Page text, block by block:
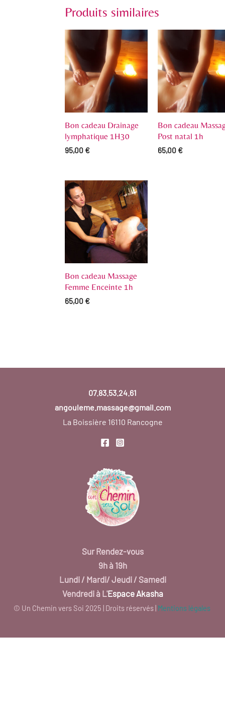
Produits similaires
Bon cadeau Drainage
lymphatique 1H30
95,00 €
Bon cadeau
Post natal 1h
65,00 €
Bon cadeau Massage
Femme Enceinte 1h
65,00 €
07.83.53.24.61
angouleme.massage@gmail.com
La Boissière 16110 Rancogne
Sur Rendez-vous
9h à 19h
Lundi / Mardi/ Jeudi / Samedi
Vendredi à L'Espace Akasha
© Un Chemin vers Soi 2025 | Droits réservés | Mentions légales